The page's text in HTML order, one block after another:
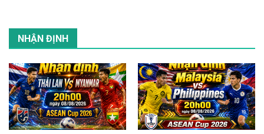
NHẬN ĐỊNH